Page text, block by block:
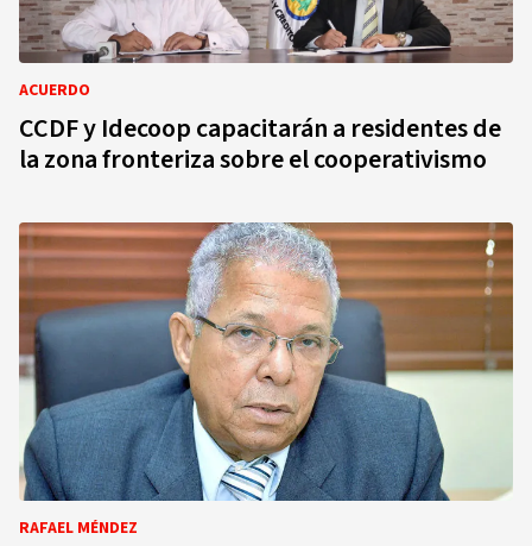
ACUERDO
CCDF y Idecoop capacitarán a residentes de
la zona fronteriza sobre el cooperativismo
RAFAEL MÉNDEZ